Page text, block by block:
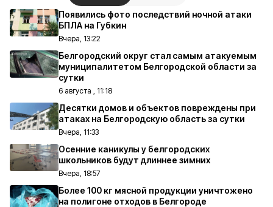
Появились фото последствий ночной атаки
БПЛА на Губкин
Вчера, 13:22
Белгородский округ стал самым атакуемым
муниципалитетом Белгородской области за
сутки
6 августа , 11:18
Десятки домов и объектов повреждены при
атаках на Белгородскую область за сутки
Вчера, 11:33
Осенние каникулы у белгородских
школьников будут длиннее зимних
Вчера, 18:57
Более 100 кг мясной продукции уничтожено
на полигоне отходов в Белгороде